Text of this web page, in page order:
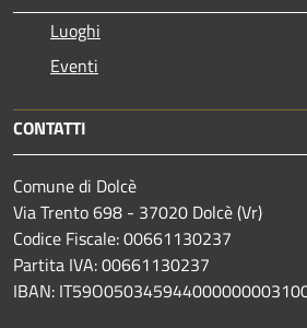
Luoghi
Eventi
CONTATTI
Comune di Dolcè
Via Trento 698 - 37020 Dolcè (Vr)
Codice Fiscale: 00661130237
Partita IVA: 00661130237
IBAN: